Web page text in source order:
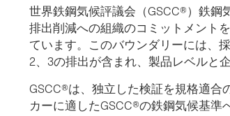
世界鉄鋼気候評議会（GSCC®）鉄鋼
排出削減への組織のコミットメント
ています。このバウンダリーには、
2、3の排出が含まれ、製品レベルと
GSCC®は、独立した検証を規格適
カーに適したGSCC®の鉄鋼気候基